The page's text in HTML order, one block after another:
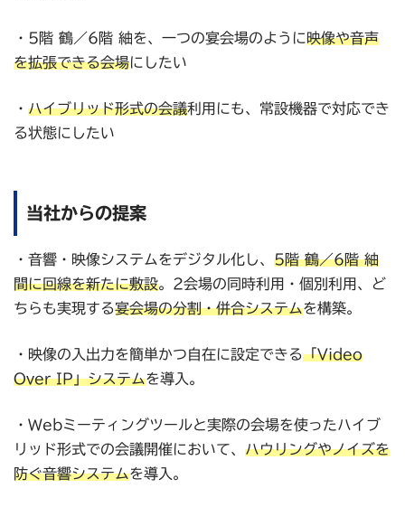
・5階 鶴／6階 紬を、一つの宴会場のように映像や音声
を拡張できる会場にしたい
・ ハイブリッド形式の会議利用にも、常設機器で対応でき
る状態にしたい
当社からの提案
・音響・映像システムをデジタル化し、 5階 鶴／6階 紬
間に回線を新たに敷設。2会場の同時利用・個別利用、ど
ちらも実現する宴会場の分割・併合システムを構築。
・映像の入出力を簡単かつ自在に設定できる「Video
Over IP」システムを導入。
・Webミーティングツールと実際の会場を使ったハイブ
リッド形式での会議開催において、 ハウリングやノイズを
防ぐ音響システムを導入。